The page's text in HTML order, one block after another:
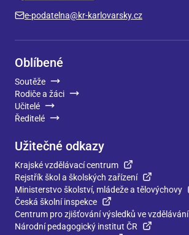
e-podatelna@kr-karlovarsky.cz
Oblíbené
Soutěže
Rodiče a žáci
Učitelé
Ředitelé
Užitečné odkazy
Krajské vzdělávací centrum
Rejstřík škol a školských zařízení
Ministerstvo školství, mládeže a tělovýchovy
Česká školní inspekce
Centrum pro zjišťování výsledků ve vzdělávání
Národní pedagogický institut ČR